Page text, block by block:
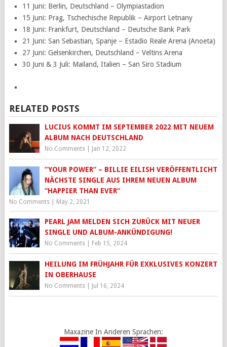
11 Juni: Berlin, Deutschland – Olympiastadion
15 Juni: Prag, Tschechische Republik – Airport Letnany
18 Juni: Frankfurt, Deutschland – Deutsche Bank Park
21 Juni: San Sebastian, Spanje – Estadio Reale Arena (Anoeta)
27 Juni: Gelsenkirchen, Deutschland – Veltins Arena
30 Juni & 3 Juli: Mailand, Italien – San Siro Stadium
RELATED POSTS
LUCIUS KOMMT IM SEPTEMBER 2022 MIT NEUEM
ALBUM NACH DEUTSCHLAND
No Comments| Jan 12, 2022
“YOUR POWER“ – BILLIE EILISH VERÖFFENTLICHT
NÄCHSTE SINGLE AUS IHREM NEUEN ALBUM
“HAPPIER THAN EVER“
No Comments| May 2, 2021
PEARL JAM MELDEN SICH ZURÜCK MIT NEUER
SINGLE UND ALBUM-ANKÜNDIGUNG!
No Comments| Feb 15, 2024
HEILUNG IM FRÜHJAHR FÜR EXKLUSIVES KONZERT
IN OBERHAUSE
No Comments| Jul 16, 2024
Maxazine In Anderen Sprachen: